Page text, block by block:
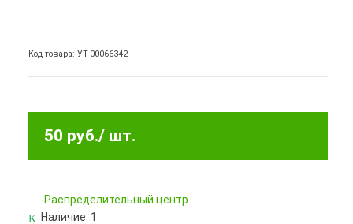
Код товара: УТ-00066342
50 руб./ шт.
Pаспределительный центр
Наличие: 1